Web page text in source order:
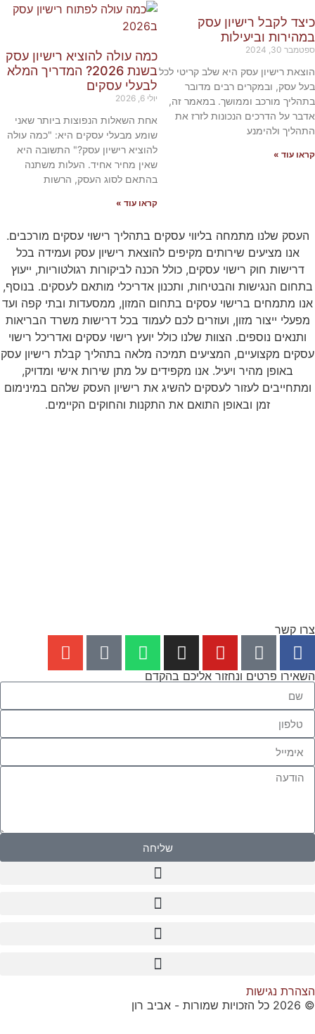
כיצד לקבל רישיון עסק
במהירות וביעילות
ספטמבר 30, 2024
הוצאת רישיון עסק היא שלב קריטי לכל
בעל עסק, ובמקרים רבים מדובר
בתהליך מורכב וממושך. במאמר זה,
אדבר על הדרכים הנכונות לזרז את
התהליך ולהימנע
קראו עוד »
כמה עולה להוציא רישיון עסק
בשנת 2026? המדריך המלא
לבעלי עסקים
יולי 6, 2026
אחת השאלות הנפוצות ביותר שאני
שומע מבעלי עסקים היא: "כמה עולה
להוציא רישיון עסק?" התשובה היא
שאין מחיר אחיד. העלות משתנה
בהתאם לסוג העסק, הרשות
קראו עוד »
העסק שלנו מתמחה בליווי עסקים בתהליך רישוי עסקים מורכבים.
אנו מציעים שירותים מקיפים להוצאת רישיון עסק ועמידה בכל
דרישות חוק רישוי עסקים, כולל הכנה לביקורות רגולטוריות, ייעוץ
בתחום הנגישות והבטיחות, ותכנון אדריכלי מותאם לעסקים. בנוסף,
אנו מתמחים ברישוי עסקים בתחום המזון, ממסעדות ובתי קפה ועד
מפעלי ייצור מזון, ועוזרים לכם לעמוד בכל דרישות משרד הבריאות
ותנאים נוספים. הצוות שלנו כולל יועץ רישוי עסקים ואדריכל רישוי
עסקים מקצועיים, המציעים תמיכה מלאה בתהליך קבלת רישיון עסק
באופן מהיר ויעיל. אנו מקפידים על מתן שירות אישי ומדויק,
ומתחייבים לעזור לעסקים להשיג את רישיון העסק שלהם במינימום
זמן ובאופן התואם את התקנות והחוקים הקיימים.
צרו קשר
השאירו פרטים ונחזור אליכם בהקדם
שליחה
הצהרת נגישות
© 2026 כל הזכויות שמורות - אביב רון